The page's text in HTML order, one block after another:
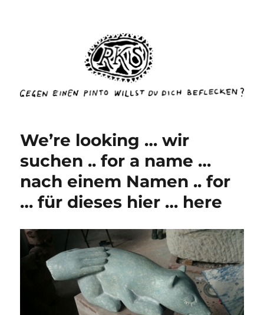
rottenkinckschow
We’re looking … wir
suchen .. for a name …
nach einem Namen .. for
… für dieses hier … here